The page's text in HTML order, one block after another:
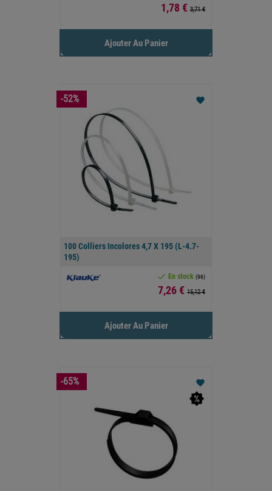
Prix
1,78 € 3,71 €
Ajouter Au Panier
100 Colliers Incolores 4,7 X 195 (L-4.7-
195)
 En stock (96)
Prix
7,26 € 15,12 €
favorite
Ajouter Au Panier
-52%
favorite
-65%